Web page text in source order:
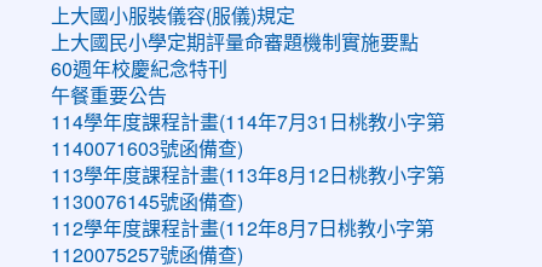
上大國小服裝儀容(服儀)規定
上大國民小學定期評量命審題機制實施要點
60週年校慶紀念特刊
午餐重要公告
114學年度課程計畫(114年7月31日桃教小字第
1140071603號函備查)
113學年度課程計畫(113年8月12日桃教小字第
1130076145號函備查)
112學年度課程計畫(112年8月7日桃教小字第
1120075257號函備查)